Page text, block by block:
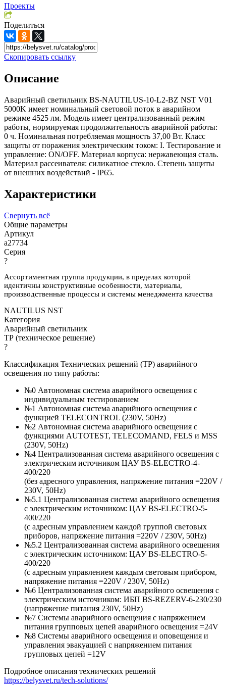
Проекты
Поделиться
Скопировать ссылку
Описание
Аварийный светильник BS-NAUTILUS-10-L2-BZ NST V01
5000K имеет номинальный световой поток в аварийном
режиме 4525 лм. Модель имеет централизованный режим
работы, нормируемая продолжительность аварийной работы:
0 ч. Номинальная потребляемая мощность 37,00 Вт. Класс
защиты от поражения электрическим током: I. Тестирование и
управление: ON/OFF. Материал корпуса: нержавеющая сталь.
Материал рассеивателя: силикатное стекло. Степень защиты
от внешних воздействий - IP65.
Характеристики
Свернуть всё
Общие параметры
Артикул
a27734
Серия
?
Ассортиментная группа продукции, в пределах которой
идентичны конструктивные особенности, материалы,
производственные процессы и системы менеджмента качества
NAUTILUS NST
Категория
Аварийный светильник
ТР (техническое решение)
?
Классификация Технических решений (ТР) аварийного
освещения по типу работы:
№0 Автономная система аварийного освещения с
индивидуальным тестированием
№1 Автономная система аварийного освещения с
функцией TELECONTROL (230V, 50Hz)
№2 Автономная система аварийного освещения с
функциями AUTOTEST, TELECOMAND, FELS и MSS
(230V, 50Hz)
№4 Централизованная система аварийного освещения с
электрическим источником ЦАУ BS-ELECTRO-4-
400/220
(без адресного управления, напряжение питания =220V /
230V, 50Hz)
№5.1 Централизованная система аварийного освещения
с электрическим источником: ЦАУ BS-ELEСTRO-5-
400/220
(c адресным управлением каждой группой световых
приборов, напряжение питания =220V / 230V, 50Hz)
№5.2 Централизованная система аварийного освещения
с электрическим источником: ЦАУ BS-ELEСTRO-5-
400/220
(c адресным управлением каждым световым прибором,
напряжение питания =220V / 230V, 50Hz)
№6 Централизованная система аварийного освещения с
электрическим источником: ИБП BS-REZERV-6-230/230
(напряжение питания 230V, 50Hz)
№7 Системы аварийного освещения с напряжением
питания групповых цепей аварийного освещения =24V
№8 Системы аварийного освещения и оповещения и
управления эвакуацией с напряжением питания
групповых цепей =12V
Подробное описания технических решений
https://belysvet.ru/tech-solutions/